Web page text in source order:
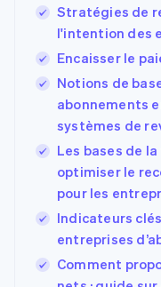
Stratégies de
l'intention des
Encaisser le
Notions de
abonnements
systèmes de
Les bases de
optimiser le
pour les
Indicateurs
entreprises
Comment